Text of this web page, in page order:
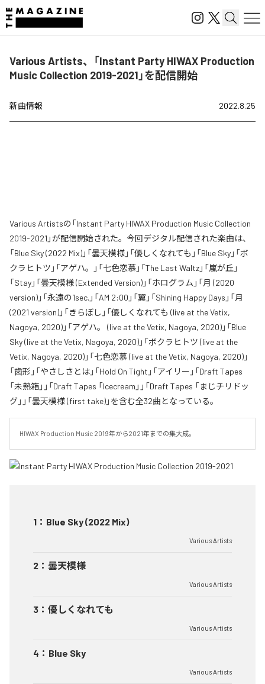
Various Artists、「Instant Party HIWAX Production
Music Collection 2019-2021」を配信開始
新曲情報 2022.8.25
Various Artistsの「Instant Party HIWAX Production Music Collection
2019-2021」が配信開始された。今回デジタル配信された楽曲は、
「Blue Sky (2022 Mix)」「曇天模様」「優しくなれても」「Blue Sky」「ボ
クラヒトツ」「アゲハ。」「七色恋慕」「The Last Waltz」「嵐が丘」
「Stay」「曇天模様 (Extended Version)」「ホログラム」「月 (2020
version)」「永遠の1sec.」「AM 2:00」「翼」「Shining Happy Days」「月
(2021 version)」「きらぼし」「優しくなれても (live at the Vetix,
Nagoya, 2020)」「アゲハ。 (live at the Vetix, Nagoya, 2020)」「Blue
Sky (live at the Vetix, Nagoya, 2020)」「ボクラヒトツ (live at the
Vetix, Nagoya, 2020)」「七色恋慕 (live at the Vetix, Nagoya, 2020)」
「歯形」「やさしさとは」「Hold On Tight」「アイリー」「Draft Tapes
「未熟箱」」「Draft Tapes 「Icecream」」「Draft Tapes 「まじチリドッ
グ」」「曇天模様 (first take)」を含む全32曲となっている。
HIWAX Production Music 2019年から2021年までの集大成。
1 ： Blue Sky (2022 Mix)
Various Artists
2 ： 曇天模様
Various Artists
3 ： 優しくなれても
Various Artists
4 ： Blue Sky
Various Artists